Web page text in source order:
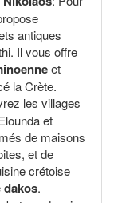
antiques
Il vous offre
et
la Crète.
les villages
et
de maisons
et de
crétoise
dakos.